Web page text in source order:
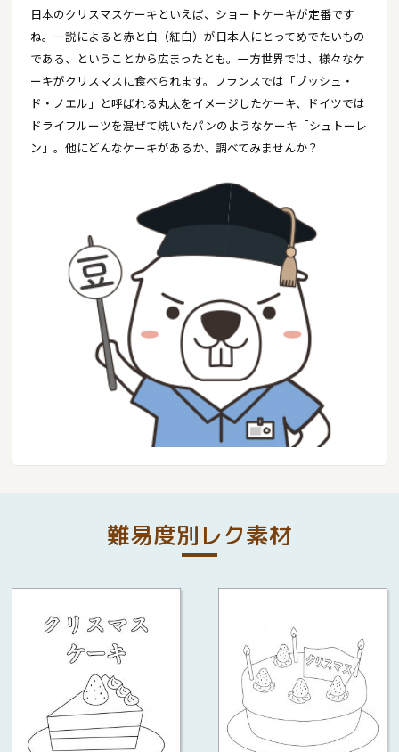
日本のクリスマスケーキといえば、ショートケーキが定番です
ね。一説によると赤と白（紅白）が日本人にとってめでたいもの
である、ということから広まったとも。一方世界では、様々なケ
ーキがクリスマスに食べられます。フランスでは「ブッシュ・
ド・ノエル」と呼ばれる丸太をイメージしたケーキ、ドイツでは
ドライフルーツを混ぜて焼いたパンのようなケーキ「シュトーレ
ン」。他にどんなケーキがあるか、調べてみませんか？
難易度別レク素材